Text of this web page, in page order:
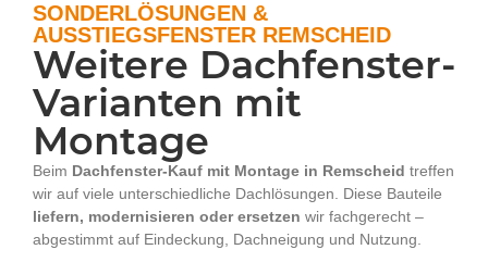
SONDERLÖSUNGEN &
AUSSTIEGSFENSTER REMSCHEID
Weitere Dachfenster-
Varianten mit
Montage
Beim Dachfenster-Kauf mit Montage in Remscheid treffen
wir auf viele unterschiedliche Dachlösungen. Diese Bauteile
liefern, modernisieren oder ersetzen wir fachgerecht –
abgestimmt auf Eindeckung, Dachneigung und Nutzung.